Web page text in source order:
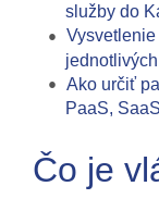
služby do
Ako určiť
PaaS, SaaS
Čo je